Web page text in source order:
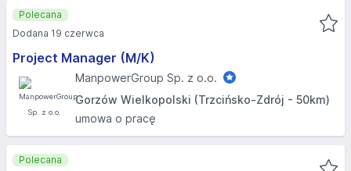
Project Manager (M/K)
ManpowerGroup Sp. z o.o.
Gorzów Wielkopolski (Trzcińsko-Zdrój - 50km)
umowa o pracę
Polecana
Dodana 19 czerwca
Polecana